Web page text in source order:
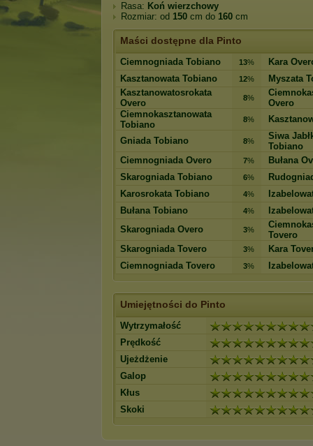
Rasa: Koń wierzchowy
Rozmiar: od 150 cm do 160 cm
Maści dostępne dla Pinto
Ciemnogniada Tobiano 13%
Kara
Kasztanowata Tobiano
12%
Myszata
Kasztanowatosrokata
Overo
8%
Overo
Ciemnokasztanowata
Tobiano
8%
Gniada Tobiano 8%
Siwa
Tobiano
Ciemnogniada Overo
7%
Bułana
Skarogniada Tobiano
6%
Karosrokata Tobiano
4%
Bułana Tobiano
4%
Skarogniada Overo
3%
Tovero
Skarogniada Tovero
3%
Kara
Ciemnogniada Tovero
3%
Umiejętności do Pinto
Wytrzymałość
Prędkość
Ujeżdżenie
Galop
Kłus
Skoki